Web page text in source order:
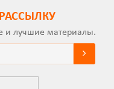
и лучшие материалы.